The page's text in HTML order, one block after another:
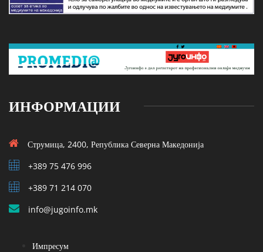
ИНФОРМАЦИИ
Струмица, 2400, Република Северна Македонија
+389 75 476 996
+389 71 214 070
info@jugoinfo.mk
Импресум